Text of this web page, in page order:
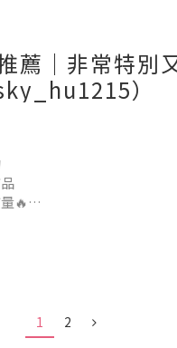
對方交流的肢體語言
薦｜非常特別
）
🔥
1 2